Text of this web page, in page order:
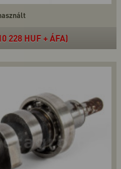
228 HUF + ÁFA)